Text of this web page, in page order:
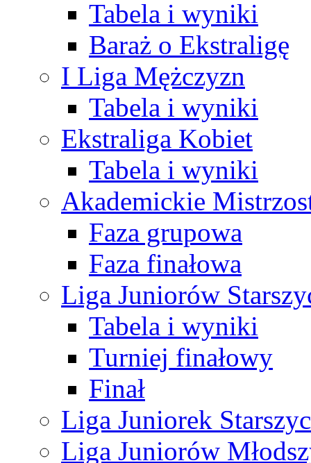
Tabela i wyniki
Baraż o Ekstraligę
I Liga Mężczyzn
Tabela i wyniki
Ekstraliga Kobiet
Tabela i wyniki
Akademickie
Faza grupowa
Faza finałowa
Liga Juniorów
Tabela i wyniki
Turniej finałowy
Finał
Liga Juniorek
Liga Juniorów